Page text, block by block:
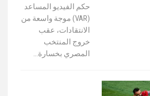
حكم الفيديو المساعد
(VAR) موجة واسعة من
الانتقادات، عقب
خروج المنتخب
المصري بخسارة…